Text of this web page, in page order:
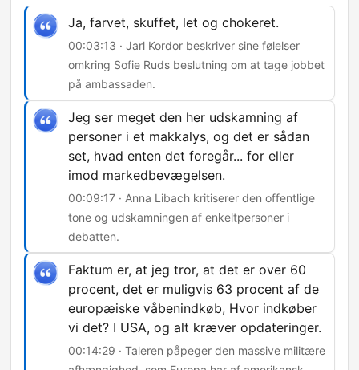
Ja, farvet, skuffet, let og chokeret.
00:03:13 · Jarl Kordor beskriver sine følelser
omkring Sofie Ruds beslutning om at tage jobbet
på ambassaden.
Jeg ser meget den her udskamning af
personer i et makkalys, og det er sådan
set, hvad enten det foregår... for eller
imod markedbevægelsen.
00:09:17 · Anna Libach kritiserer den offentlige
tone og udskamningen af enkeltpersoner i
debatten.
Faktum er, at jeg tror, at det er over 60
procent, det er muligvis 63 procent af de
europæiske våbenindkøb, Hvor indkøber
vi det? I USA, og alt kræver opdateringer.
00:14:29 · Taleren påpeger den massive militære